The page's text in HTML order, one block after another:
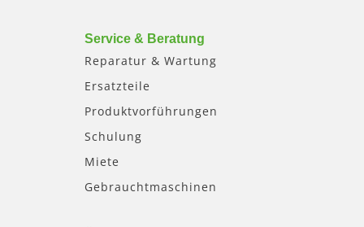
Service & Beratung
Reparatur & Wartung
Ersatzteile
Produktvorführungen
Schulung
Miete
Gebrauchtmaschinen